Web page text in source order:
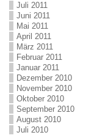
Juli 2011
Juni 2011
Mai 2011
April 2011
März 2011
Februar 2011
Januar 2011
Dezember 2010
November 2010
Oktober 2010
September 2010
August 2010
Juli 2010